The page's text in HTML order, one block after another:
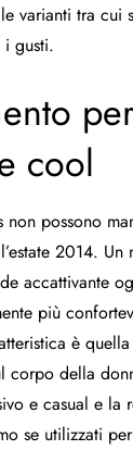
varianti tra cui
i gusti.
cool
non possono
2014.
accattivante
più
è
corpo della
e casual e la
se utilizzati